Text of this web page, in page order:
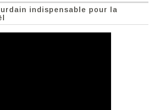
indispensable pour la